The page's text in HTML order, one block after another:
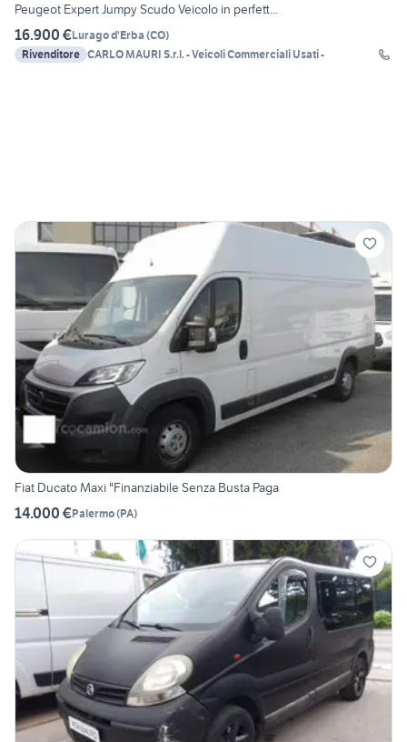
Peugeot Expert Jumpy Scudo Veicolo in perfett...
16.900 €Lurago d'Erba (CO)
Rivenditore CARLO MAURI S.r.l. - Veicoli Commerciali Usati -
Fiat Ducato Maxi "Finanziabile Senza Busta Paga
14.000 €Palermo(PA)